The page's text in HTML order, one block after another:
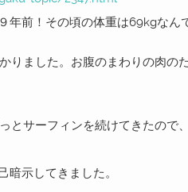
年前！その頃の体重は69kgなん
りました。お腹のまわりの肉の
とサーフィンを続けてきたので
暗示してきました。